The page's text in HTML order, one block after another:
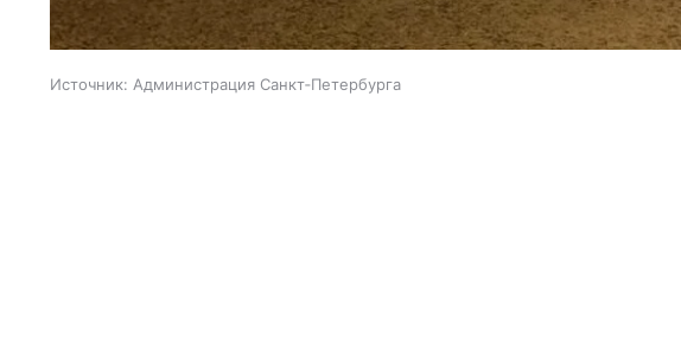
Источник: Администрация Санкт‑Петербурга